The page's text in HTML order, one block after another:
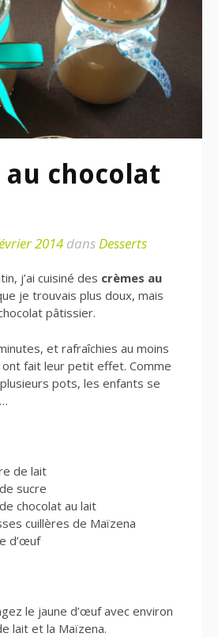
au chocolat
2014 dansDesserts
j’ai cuisiné des crèmes au
je trouvais plus doux, mais
pâtissier.
et rafraîchies au moins
fait leur petit effet. Comme
pots, les enfants se
de lait
sucre
chocolat au lait
cuillères de Maïzena
d’œuf
le jaune d’œuf avec environ
lait et la Maïzena.